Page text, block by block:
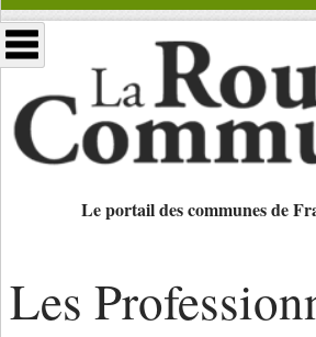
Le portail des communes de
Les